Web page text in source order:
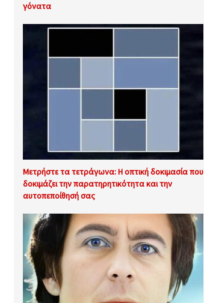
γόνατα
Μετρήστε τα τετράγωνα: Η οπτική δοκιμασία που
δοκιμάζει την παρατηρητικότητα και την
αυτοπεποίθησή σας